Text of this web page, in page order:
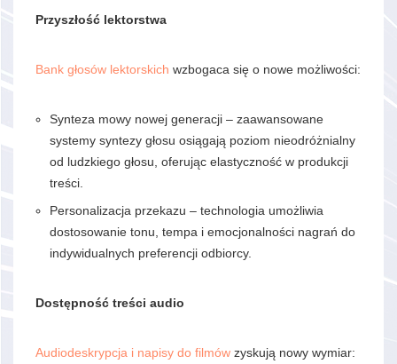
Przyszłość lektorstwa
Bank głosów lektorskich wzbogaca się o nowe możliwości:
Synteza mowy nowej generacji – zaawansowane
systemy syntezy głosu osiągają poziom nieodróżnialny
od ludzkiego głosu, oferując elastyczność w produkcji
treści.
Personalizacja przekazu – technologia umożliwia
dostosowanie tonu, tempa i emocjonalności nagrań do
indywidualnych preferencji odbiorcy.
Dostępność treści audio
Audiodeskrypcja i napisy do filmów zyskują nowy wymiar: